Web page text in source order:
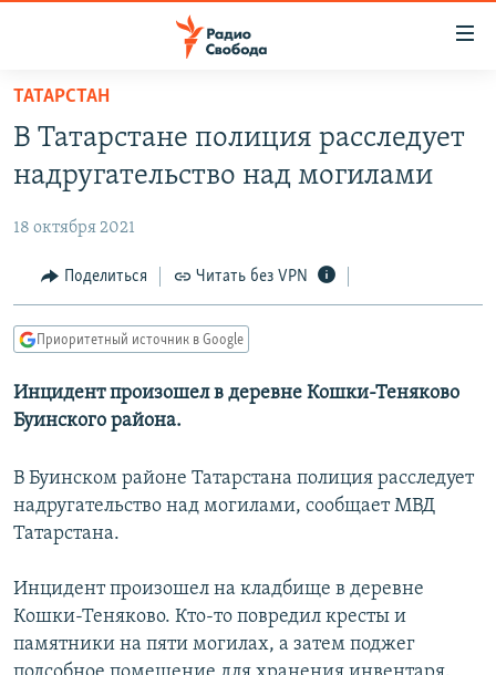
упрощенного
доступа
основному
Вернутся
главной
навигации
Вернутся
ПОДКАСТЫ
АВТОРСКИЕ ПРОЕКТЫ
ЦИТАТЫ СВОБОДЫ
МНЕНИЯ
IDEL.РЕАЛИИ
КАВКАЗ.РЕАЛИИ
СЕВЕР.РЕАЛИИ
СИБИРЬ.РЕАЛИИ
РАСПИСАНИЕ ВЕЩАНИЯ
СОЦИАЛЬНЫЕ СЕТИ
ТАТАРСТАН
В Татарстане полиция расследует
надругательство над могилами
18 октября 2021
Поделиться Читать без VPN
Приоритетный источник в Google
Инцидент произошел в деревне Кошки-Теняково
Буинского района.
В Буинском районе Татарстана полиция расследует
надругательство над могилами, сообщает МВД
Татарстана.
Инцидент произошел на кладбище в деревне
Кошки-Теняково. Кто-то повредил кресты и
памятники на пяти могилах, а затем поджег